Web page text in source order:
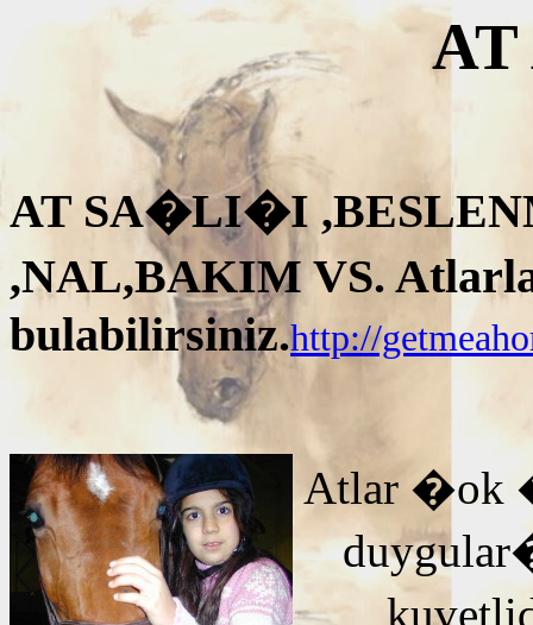
AT SA�LI�I
,NAL,BAKIM VS.
bulabilirsiniz.http://
Atlar �ok